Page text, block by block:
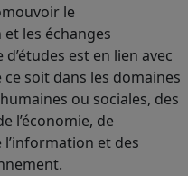
le
les échanges
est en lien avec
ce soit dans les domaines
ou sociales, des
l’économie, de
l’information et des